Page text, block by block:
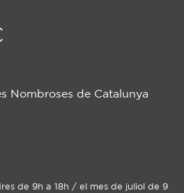
Nombroses de Catalunya
de 9h a 18h / el mes de juliol de 9